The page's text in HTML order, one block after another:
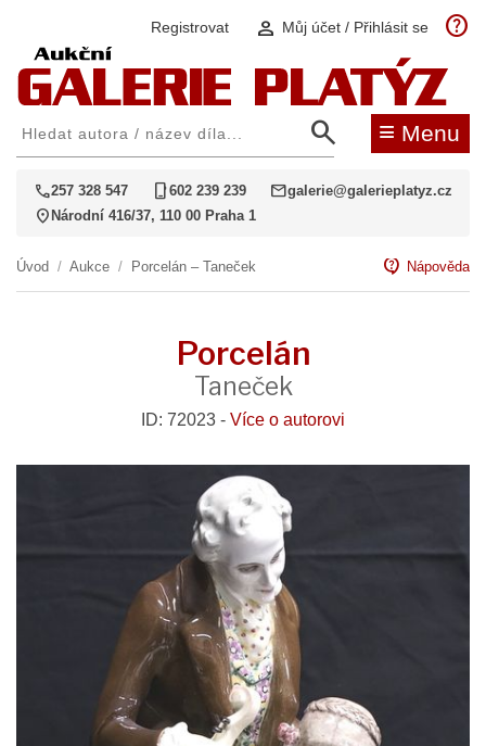
Registrovat person Můj účet / Přihlásit se help
search ≡ Menu
call257 328 547 phone_iphone602 239 239 mailgalerie@galerieplatyz.cz
location_on Národní 416/37, 110 00 Praha 1
Úvod / Aukce / Porcelán – Taneček contact_support Nápověda
Porcelán
Taneček
ID: 72023 - Více o autorovi